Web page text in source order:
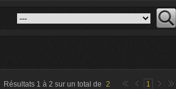
Résultats 1 à 2 sur un total de 2 1